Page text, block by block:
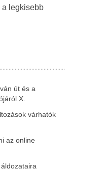
a legkisebb
út és a
X.
várhatók
az online